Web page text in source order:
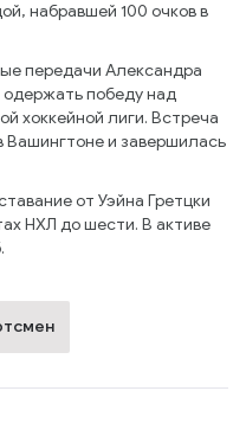
набравшей 100 очков в
передачи Александра
победу над
хоккейной лиги. Встреча
Вашингтоне и завершилась
от Уэйна Гретцки
НХЛ до шести. В активе